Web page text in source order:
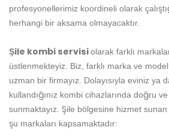
profesyonellerimiz koordineli olarak
herhangi bir aksama olmayacaktır.
Şile kombi servisiolarak farklı
üstlenmekteyiz. Biz, farklı marka ve
uzman bir firmayız. Dolayısıyla eviniz ya
kullandığınız kombi cihazlarında doğru
sunmaktayız. Şile bölgesine hizmet
şu markaları kapsamaktadır: